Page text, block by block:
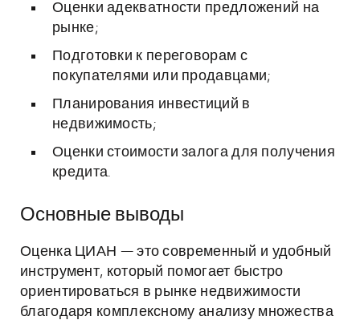
Оценки адекватности предложений на
рынке;
Подготовки к переговорам с
покупателями или продавцами;
Планирования инвестиций в
недвижимость;
Оценки стоимости залога для получения
кредита.
Основные выводы
Оценка ЦИАН — это современный и удобный
инструмент, который помогает быстро
ориентироваться в рынке недвижимости
благодаря комплексному анализу множества